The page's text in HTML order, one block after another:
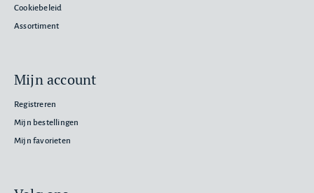
Cookiebeleid
Assortiment
Mijn account
Registreren
Mijn bestellingen
Mijn favorieten